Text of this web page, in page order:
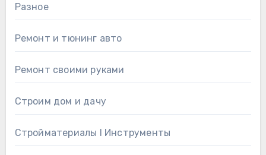
Разное
Ремонт и тюнинг авто
Ремонт своими руками
Строим дом и дачу
Стройматериалы l Инструменты